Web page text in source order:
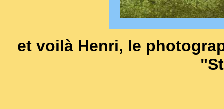
et voilà Henri, le